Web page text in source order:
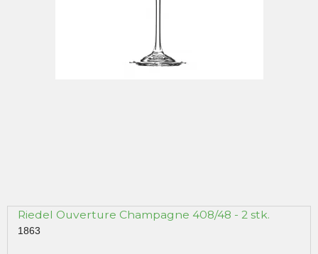
Riedel Ouverture Champagne 408/48 - 2 stk.
1863